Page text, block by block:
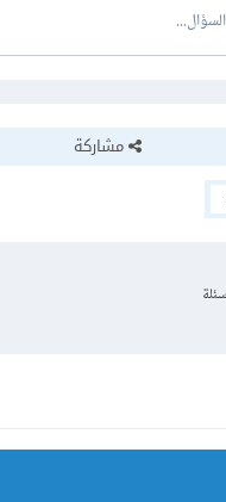
مشاركة